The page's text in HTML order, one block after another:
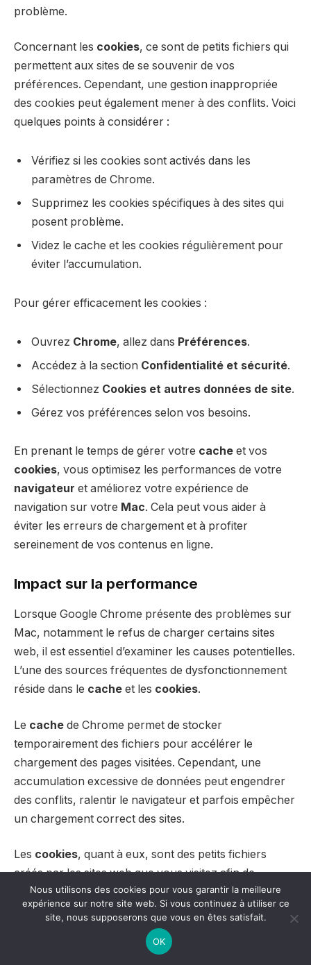
problème.
Concernant les cookies, ce sont de petits fichiers qui
permettent aux sites de se souvenir de vos
préférences. Cependant, une gestion inappropriée
des cookies peut également mener à des conflits. Voici
quelques points à considérer :
Vérifiez si les cookies sont activés dans les
paramètres de Chrome.
Supprimez les cookies spécifiques à des sites qui
posent problème.
Videz le cache et les cookies régulièrement pour
éviter l’accumulation.
Pour gérer efficacement les cookies :
Ouvrez Chrome, allez dans Préférences.
Accédez à la section Confidentialité et sécurité.
Sélectionnez Cookies et autres données de site.
Gérez vos préférences selon vos besoins.
En prenant le temps de gérer votre cache et vos
cookies, vous optimisez les performances de votre
navigateur et améliorez votre expérience de
navigation sur votre Mac. Cela peut vous aider à
éviter les erreurs de chargement et à profiter
sereinement de vos contenus en ligne.
Impact sur la performance
Lorsque Google Chrome présente des problèmes sur
Mac, notamment le refus de charger certains sites
web, il est essentiel d’examiner les causes potentielles.
L’une des sources fréquentes de dysfonctionnement
réside dans le cache et les cookies.
Le cache de Chrome permet de stocker
temporairement des fichiers pour accélérer le
chargement des pages visitées. Cependant, une
accumulation excessive de données peut engendrer
des conflits, ralentir le navigateur et parfois empêcher
un chargement correct des sites.
Les cookies, quant à eux, sont des petits fichiers
créés par les sites web que vous visitez afin de
mémoriser vos préférences. Ils peuvent devenir
obsolètes ou corrompus, ce qui peut également nuire
à la performance de Chrome.
Nous utilisons des cookies pour vous garantir la meilleure
expérience sur notre site web. Si vous continuez à utiliser ce
site, nous supposerons que vous en êtes satisfait.
OK